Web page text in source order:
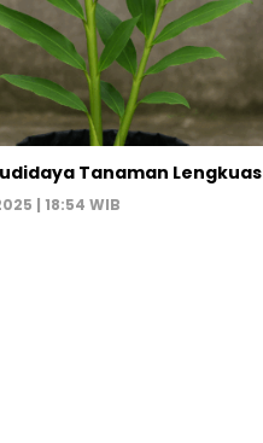
Tanaman Lengkuas
| 18:54 WIB